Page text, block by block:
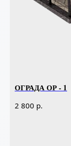
ОГРАДА ОР - 1
2 800 р.